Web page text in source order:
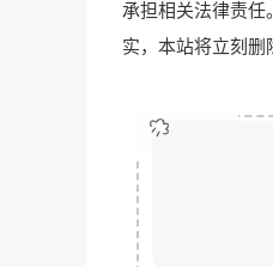
承担相关法律责任
实，本站将立刻删